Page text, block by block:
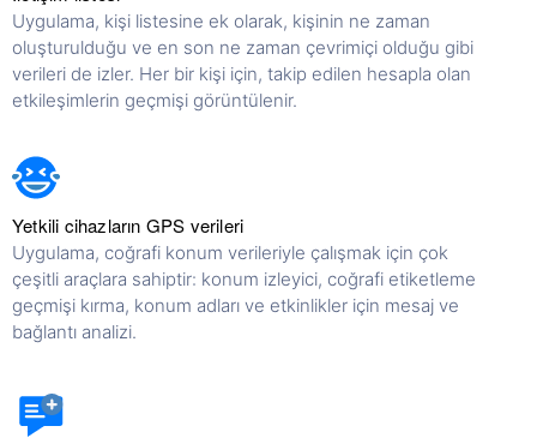
Uygulama, kişi listesine ek olarak, kişinin ne zaman
oluşturulduğu ve en son ne zaman çevrimiçi olduğu gibi
verileri de izler. Her bir kişi için, takip edilen hesapla olan
etkileşimlerin geçmişi görüntülenir.
Yetkili cihazların GPS verileri
Uygulama, coğrafi konum verileriyle çalışmak için çok
çeşitli araçlara sahiptir: konum izleyici, coğrafi etiketleme
geçmişi kırma, konum adları ve etkinlikler için mesaj ve
bağlantı analizi.